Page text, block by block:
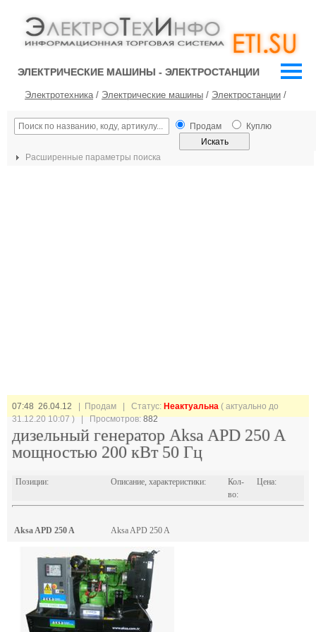
ЭЛЕКТРИЧЕСКИЕ МАШИНЫ - ЭЛЕКТРОСТАНЦИИ
Электротехника/ Электрические машины / Электростанции /
Продам Куплю
Расширенные параметры поиска
07:48 26.04.12 | Продам | Статус: Неактуальна ( актуально до
31.12.20 10:07 ) | Просмотров:882
дизельный генератор Aksa APD 250 A
мощностью 200 кВт 50 Гц
Позиции: Описание, характеристики:
Кол-
во:
Цена:
Aksa APD 250 A Aksa APD 250 A